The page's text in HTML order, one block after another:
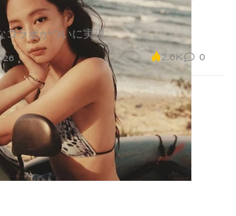
コラボがついに実現
2.6K 0